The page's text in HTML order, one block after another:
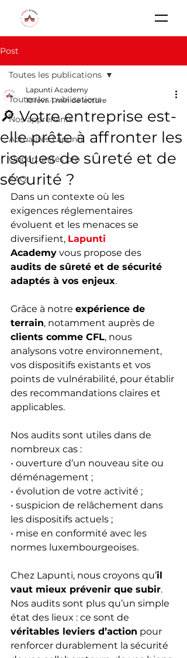
Post
Toutes les publications
Nos apprenants
Actualités Lapunti
Opportunités pro
FAQ
Toutes les publications
🔎 Votre entreprise est-
elle prête à affronter les
risques de sûreté et de
sécurité ?
Lapunti Academy
10 févr. 1 min de lecture
Dans un contexte où les
exigences réglementaires
évoluent et les menaces se
diversifient, Lapunti
Academy vous propose des
audits de sûreté et de sécurité
adaptés à vos enjeux.
Grâce à notre expérience de
terrain, notamment auprès de
clients comme CFL, nous
analysons votre environnement,
vos dispositifs existants et vos
points de vulnérabilité, pour établir
des recommandations claires et
applicables.
Nos audits sont utiles dans de
nombreux cas :
• ouverture d’un nouveau site ou
déménagement ;
• évolution de votre activité ;
• suspicion de relâchement dans
les dispositifs actuels ;
• mise en conformité avec les
normes luxembourgeoises.
Chez Lapunti, nous croyons qu’il
vaut mieux prévenir que subir.
Nos audits sont plus qu’un simple
état des lieux : ce sont de
véritables leviers d’action pour
renforcer durablement la sécurité